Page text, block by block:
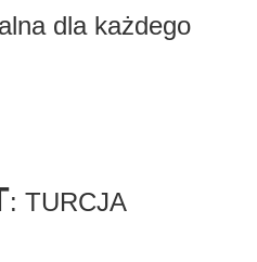
dla każdego
: TURCJA